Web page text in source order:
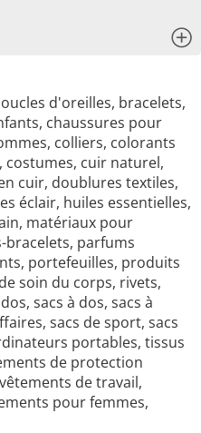
d'oreilles, bracelets,
chaussures pour
colliers, colorants
cuir naturel,
cuir, doublures textiles,
éclair, huiles essentielles,
matériaux pour
parfums
portefeuilles, produits
soin du corps, rivets,
sacs à dos, sacs à
sacs de sport, sacs
portables, tissus
de protection
de travail,
pour femmes,